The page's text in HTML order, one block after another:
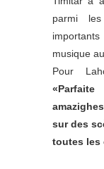
parmi
musique
Pour
sur des
toutes les